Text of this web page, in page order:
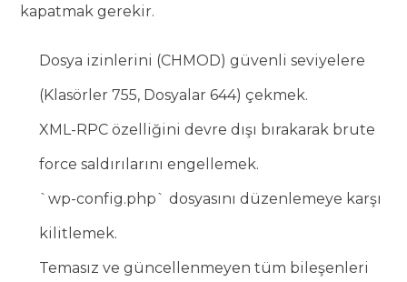
kapatmak gerekir.
Dosya izinlerini (CHMOD) güvenli seviyelere
(Klasörler 755, Dosyalar 644) çekmek.
XML-RPC özelliğini devre dışı bırakarak brute
force saldırılarını engellemek.
`wp-config.php` dosyasını düzenlemeye karşı
kilitlemek.
Temasız ve güncellenmeyen tüm bileşenleri